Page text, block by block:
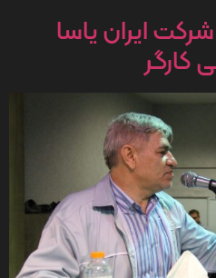
شرکت ایران یاسا
کارگر